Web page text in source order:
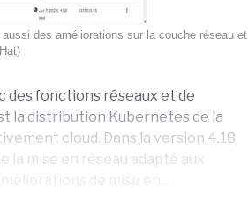
des améliorations sur la couche réseau et
des fonctions réseaux et de
la distribution Kubernetes de la
cloud. Dans la version 4.18,
la mise en réseau adapté aux
de mise en...